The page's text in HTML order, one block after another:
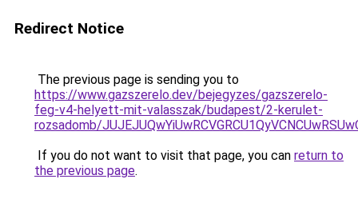
Redirect Notice
The previous page is sending you to
https://www.gazszerelo.dev/bejegyzes/gazszerelo-
feg-v4-helyett-mit-valasszak/budapest/2-kerulet-
rozsadomb/
If you do not want to visit that page, you can return to
the previous page.